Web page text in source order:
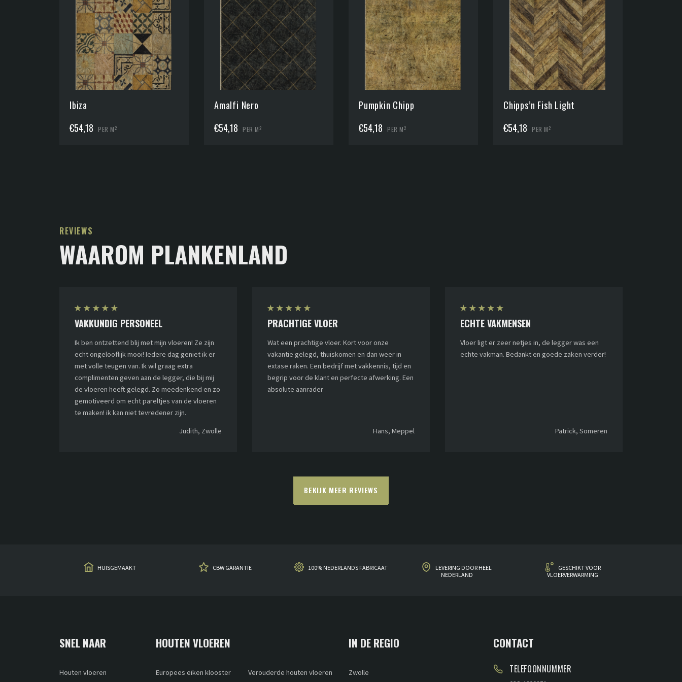
Ibiza
€54,18 PER M2
Amalfi Nero
€54,18 PER M2
Pumpkin Chipp
€54,18 PER M2
Chipps’n Fish Light
€54,18 PER M2
REVIEWS
WAAROM PLANKENLAND
★ ★ ★ ★ ★
VAKKUNDIG PERSONEEL
Ik ben ontzettend blij met mijn vloeren! Ze zijn
echt ongelooflijk mooi! Iedere dag geniet ik er
met volle teugen van. Ik wil graag extra
complimenten geven aan de legger, die bij mij
de vloeren heeft gelegd. Zo meedenkend en zo
gemotiveerd om echt pareltjes van de vloeren
te maken! ik kan niet tevredener zijn.
Judith, Zwolle
★ ★ ★ ★ ★
PRACHTIGE VLOER
Wat een prachtige vloer. Kort voor onze
vakantie gelegd, thuiskomen en dan weer in
extase raken. Een bedrijf met vakkennis, tijd en
begrip voor de klant en perfecte afwerking. Een
absolute aanrader
Hans, Meppel
★ ★ ★ ★ ★
ECHTE VAKMENSEN
Vloer ligt er zeer netjes in, de legger was een
echte vakman. Bedankt en goede zaken verder!
Patrick, Someren
BEKIJK MEER REVIEWS
HUISGEMAAKT CBW GARANTIE 100% NEDERLANDS FABRICAAT
LEVERING DOOR HEEL
NEDERLAND
GESCHIKT VOOR
VLOERVERWARMING
SNEL NAAR
Houten vloeren
HOUTEN VLOEREN
Europees eiken klooster Verouderde houten vloeren
IN DE REGIO
Zwolle
CONTACT
TELEFOONNUMMER